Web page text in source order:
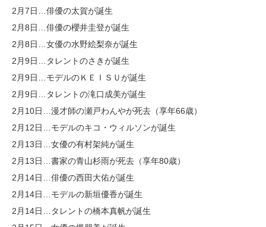
2月7日…俳優の太賀が誕生
2月8日…俳優の櫻井圭登が誕生
2月8日…女優の水野絵梨奈が誕生
2月9日…タレントのさきが誕生
2月9日…モデルのＫＥＩＳＵが誕生
2月9日…タレントの滝口成美が誕生
2月10日…漫才師の瀬戸わんやが死去（享年66歳）
2月12日…モデルのキコ・ウィルソンが誕生
2月13日…女優の有村架純が誕生
2月13日…書家の青山杉雨が死去（享年80歳）
2月14日…俳優の西田大佑が誕生
2月14日…モデルの新垣優香が誕生
2月14日…タレントの橋本真帆が誕生